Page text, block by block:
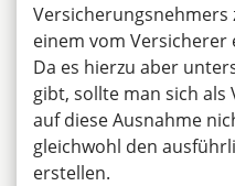
Versicherungsnehmers
einem vom
Da es hierzu aber
gibt, sollte man sich
auf diese Ausnahme
gleichwohl den
erstellen.